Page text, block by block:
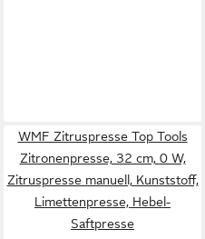
WMF Zitruspresse Top Tools
Zitronenpresse, 32 cm, 0 W,
Zitruspresse manuell, Kunststoff,
Limettenpresse, Hebel-
Saftpresse